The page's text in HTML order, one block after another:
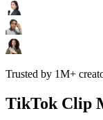
Trusted by 1M+
TikTok Clip